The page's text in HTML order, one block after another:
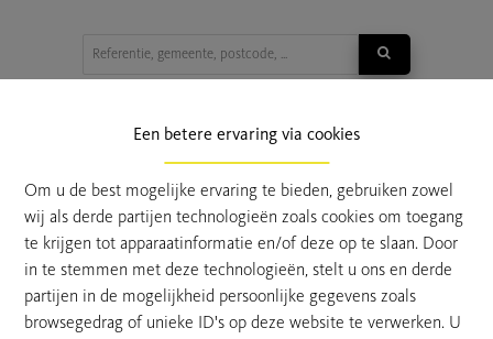
Een betere ervaring via cookies
Om u de best mogelijke ervaring te bieden, gebruiken zowel
wij als derde partijen technologieën zoals cookies om toegang
te krijgen tot apparaatinformatie en/of deze op te slaan. Door
in te stemmen met deze technologieën, stelt u ons en derde
partijen in de mogelijkheid persoonlijke gegevens zoals
browsegedrag of unieke ID's op deze website te verwerken. U